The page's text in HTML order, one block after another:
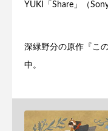
YUKI「Share」（
深緑野分の原作『こ
中。